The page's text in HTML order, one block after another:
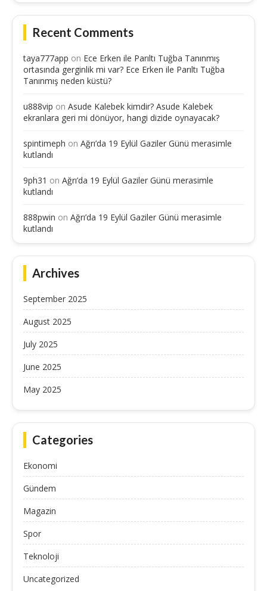
Recent Comments
taya777app on Ece Erken ile Parıltı Tuğba Tanınmış
ortasında gerginlik mi var? Ece Erken ile Parıltı Tuğba
Tanınmış neden küstü?
u888vip on Asude Kalebek kimdir? Asude Kalebek
ekranlara geri mi dönüyor, hangi dizide oynayacak?
spintimeph on Ağrı’da 19 Eylül Gaziler Günü merasimle
kutlandı
9ph31 on Ağrı’da 19 Eylül Gaziler Günü merasimle
kutlandı
888pwin on Ağrı’da 19 Eylül Gaziler Günü merasimle
kutlandı
Archives
September 2025
August 2025
July 2025
June 2025
May 2025
Categories
Ekonomi
Gündem
Magazin
Spor
Teknoloji
Uncategorized